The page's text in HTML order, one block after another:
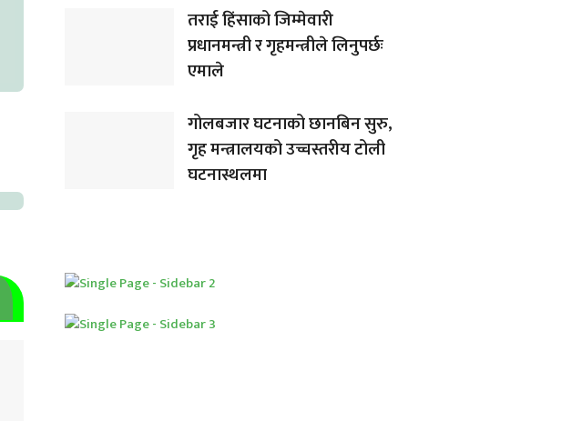
तराई हिंसाको जिम्मेवारी
प्रधानमन्त्री र गृहमन्त्रीले लिनुपर्छः
एमाले
गोलबजार घटनाको छानबिन सुरु,
गृह मन्त्रालयको उच्चस्तरीय टोली
घटनास्थलमा